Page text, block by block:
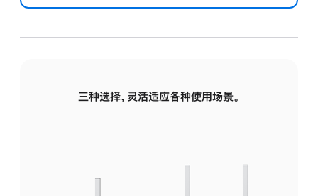
三种选择，灵活适应各种使用场景。